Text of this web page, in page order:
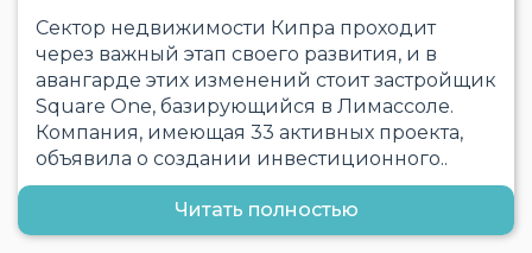
Сектор недвижимости Кипра проходит
через важный этап своего развития, и в
авангарде этих изменений стоит застройщик
Square One, базирующийся в Лимассоле.
Компания, имеющая 33 активных проекта,
объявила о создании инвестиционного..
Читать полностью